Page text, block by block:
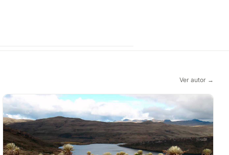
Ver autor →